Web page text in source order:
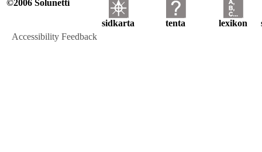
©2006 Solunetti
sidkarta tenta lexikon
Accessibility Feedback